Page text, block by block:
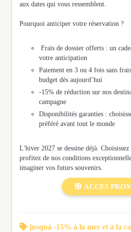
aux dates qui vous ressemblent.
Pourquoi anticiper votre réservation ?
Frais de dossier offerts : un
votre anticipation
Paiement en 3 ou 4 fois sans
budget dès aujourd’hui
-15% de réduction sur nos
campagne
Disponibilités garanties :
préféré avant tout le monde
L'hiver 2027 se dessine déjà.
profitez de nos conditions
imaginer vos futurs souvenirs.
 ACCES
 jusquà -15% à la mer et à la